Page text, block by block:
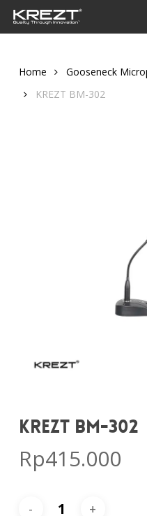
Skip
Home Gooseneck
KREZT BM-302
KREZT BM-302
Rp415.000